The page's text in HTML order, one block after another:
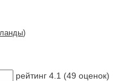
)
рейтинг 4.1 (49 оценок)